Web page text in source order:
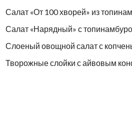
Салат «От 100 хворей» из
Салат «Нарядный» с
Слоеный овощной салат с
Творожные слойки с айвовым